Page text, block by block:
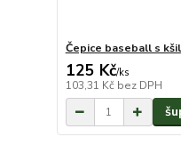
Čepice baseball s
125 Kč/ks
103,31 Kč bez DPH